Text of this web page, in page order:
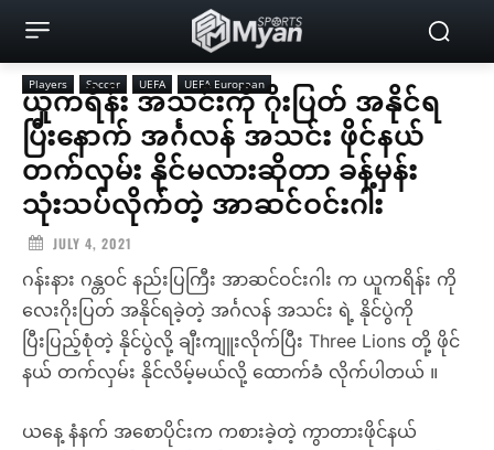
Players Soccer UEFA UEFA European
ယူကရိန်း အသင်းကို ဂိုးပြတ် အနိုင်ရ
ပြီးနောက် အင်္ဂလန် အသင်း ဖိုင်နယ်
တက်လှမ်း နိုင်မလားဆိုတာ ခန့်မှန်း
သုံးသပ်လိုက်တဲ့ အာဆင်ဝင်းဂါး
JULY 4, 2021
ဂန်းနား ဂန္တဝင် နည်းပြကြီး အာဆင်ဝင်းဂါး က ယူကရိန်း ကို
လေးဂိုးပြတ် အနိုင်ရခဲ့တဲ့ အင်္ဂလန် အသင်း ရဲ့ နိုင်ပွဲကို
ပြီးပြည့်စုံတဲ့ နိုင်ပွဲလို့ ချီးကျူးလိုက်ပြီး Three Lions တို့ ဖိုင်
နယ် တက်လှမ်း နိုင်လိမ့်မယ်လို့ ထောက်ခံ လိုက်ပါတယ် ။
ယနေ့ နံနက် အစောပိုင်းက ကစားခဲ့တဲ့ ကွာတားဖိုင်နယ်